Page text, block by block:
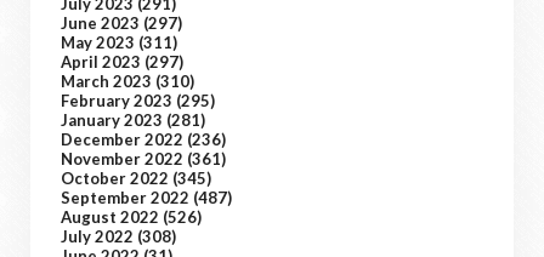
July 2023 (291)
June 2023 (297)
May 2023 (311)
April 2023 (297)
March 2023 (310)
February 2023 (295)
January 2023 (281)
December 2022 (236)
November 2022 (361)
October 2022 (345)
September 2022 (487)
August 2022 (526)
July 2022 (308)